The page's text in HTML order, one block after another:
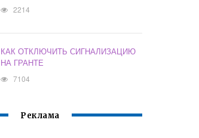
2214
КАК ОТКЛЮЧИТЬ СИГНАЛИЗАЦИЮ
НА ГРАНТЕ
7104
Реклама